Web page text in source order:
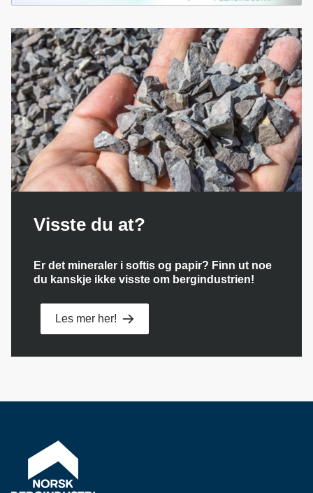
Visste du at?
Er det mineraler i softis og papir? Finn ut noe
du kanskje ikke visste om bergindustrien!
Les mer her!